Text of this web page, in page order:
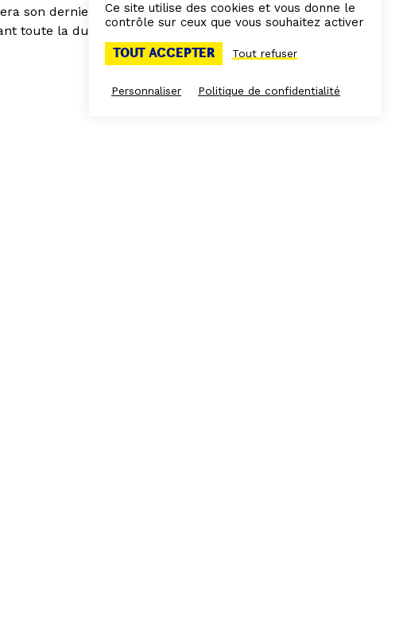
son dernier livre en
toute la durée de
Ce site utilise des cookies et vous donne le
contrôle sur ceux que vous souhaitez activer
TOUT ACCEPTER Tout refuser
Personnaliser Politique de confidentialité